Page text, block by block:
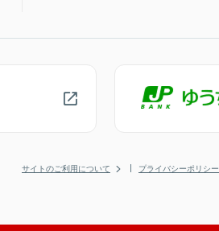
サイトのご利用について プライバシーポリシー